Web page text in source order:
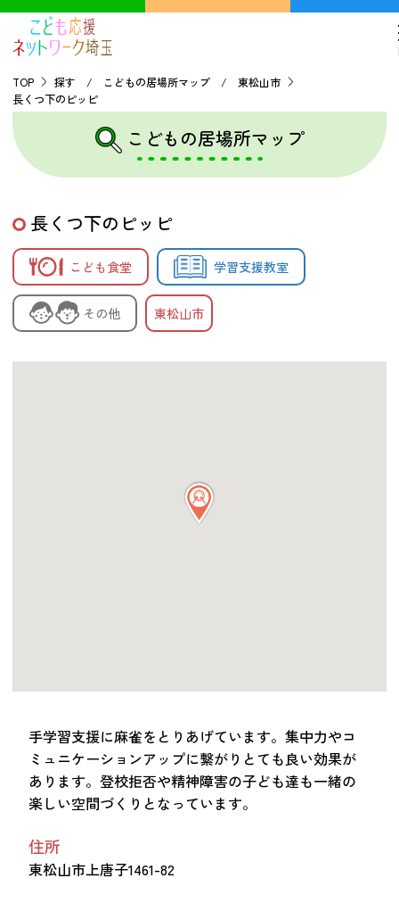
新着情報 音声読み上げ
会員登録
お問い合わせ
TOP
こどもの貧困について
探す
こどもの居場所マップ
フードパントリーマップ
地域ネットワークの紹介
お金を寄付する（埼玉県社会福祉協議会HP）
TOP
探す / こどもの居場所マップ / 東松山市
長くつ下のピッピ
こどもの居場所マップ
長くつ下のピッピ
こども食堂 学習支援教室
その他 東松山市
手学習支援に麻雀をとりあげています。集中力やコ
ミュニケーションアップに繋がりとても良い効果が
あります。登校拒否や精神障害の子ども達も一緒の
楽しい空間づくりとなっています。
住所
東松山市上唐子1461-82